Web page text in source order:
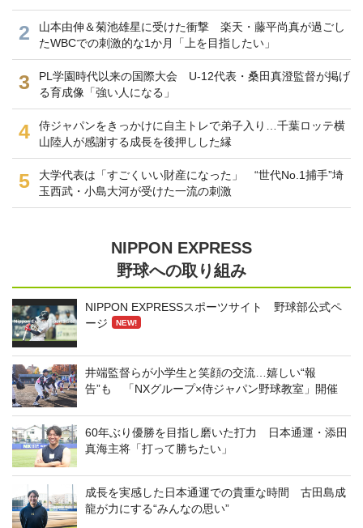
2
山本由伸＆菊池雄星に受けた衝撃 楽天・藤平尚真が過ごし
たWBCでの刺激的な1か月「上を目指したい」
3
PL学園時代以来の国際大会 U-12代表・桑田真澄監督が掲げ
る育成像「強い人になる」
4
侍ジャパンをきっかけに自主トレで弟子入り…千葉ロッテ横
山陸人が感謝する成長を後押しした縁
5
大学代表は「すごくいい財産になった」 “世代No.1捕手”埼
玉西武・小島大河が受けた一流の刺激
NIPPON EXPRESS
野球への取り組み
NIPPON EXPRESSスポーツサイト 野球部公式ペ
ージ
NEW!
井端監督らが小学生と笑顔の交流…嬉しい“報
告”も 「NXグループ×侍ジャパン野球教室」開催
60年ぶり優勝を目指し磨いた打力 日本通運・添田
真海主将「打って勝ちたい」
成長を実感した日本通運での貴重な時間 古田島成
龍が力にする“みんなの思い”